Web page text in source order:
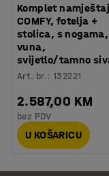
Komplet
COMFY, fotelja +
stolica, s nogama,
vuna,
svijetlo/tamno
Art. br.:132221
2.587,00 KM
bez PDV
U KOŠARICU